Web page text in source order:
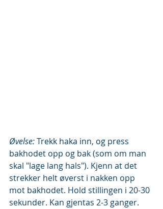
Øvelse: Trekk haka inn, og press
bakhodet opp og bak (som om man
skal "lage lang hals"). Kjenn at det
strekker helt øverst i nakken opp
mot bakhodet. Hold stillingen i 20-30
sekunder. Kan gjentas 2-3 ganger.